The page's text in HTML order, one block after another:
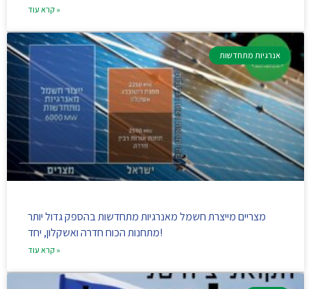
קרא עוד »
אנרגיות מתחדשות
מצריים מייצרת חשמל מאנרגיות מתחדשות בהספק גדול יותר
מתחנות הכוח חדרה ואשקלון, יחד!
קרא עוד »